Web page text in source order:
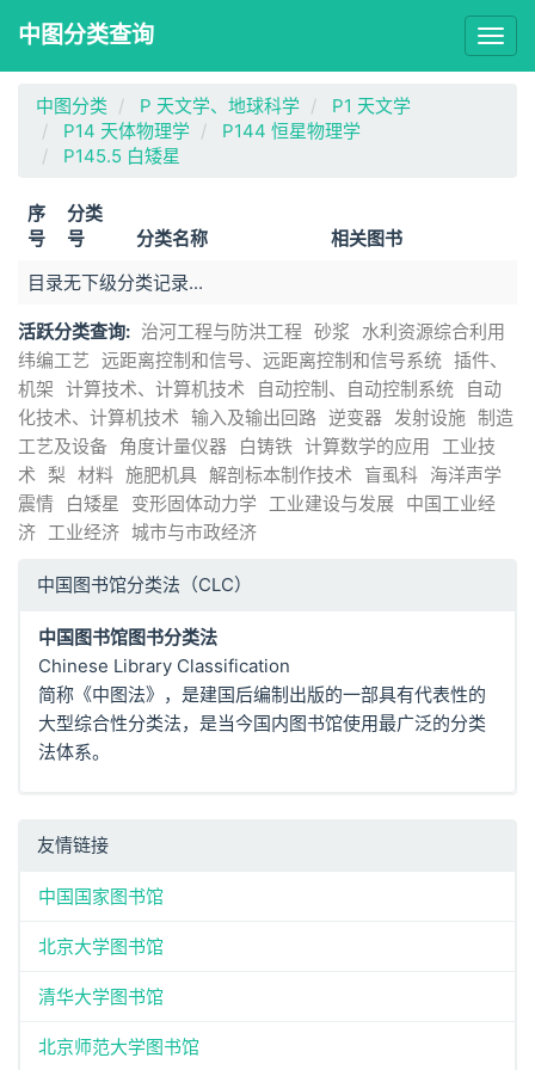
中图分类查询
中图分类 P 天文学、地球科学
P1 天文学
P14 天体物理学
P144 恒星物理学
P145.5 白矮星
序
号
分类
号
分类名称
相关图书
目录无下级分类记录...
活跃分类查询: 治河工程与防洪工程 砂浆
水利资源综合利用
纬编工艺 远距离控制和信号、远距离控制和信号系统 插件、
机架 计算技术、计算机技术 自动控制、自动控制系统
自动
化技术、计算机技术 输入及输出回路 逆变器 发射设施 制造
工艺及设备 角度计量仪器 白铸铁 计算数学的应用
工业技
术
梨 材料 施肥机具 解剖标本制作技术 盲虱科 海洋声学
震情
白矮星 变形固体动力学 工业建设与发展 中国工业经
济 工业经济 城市与市政经济
中国图书馆分类法（CLC）
中国图书馆图书分类法
Chinese Library Classification
简称《中图法》，是建国后编制出版的一部具有代表性的
大型综合性分类法，是当今国内图书馆使用最广泛的分类
法体系。
友情链接
中国国家图书馆
北京大学图书馆
清华大学图书馆
北京师范大学图书馆